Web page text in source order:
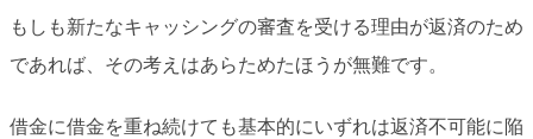
もしも新たなキャッシングの審査を受ける理由が返済のため
であれば、その考えはあらためたほうが無難です。
借金に借金を重ね続けても基本的にいずれは返済不可能に陥